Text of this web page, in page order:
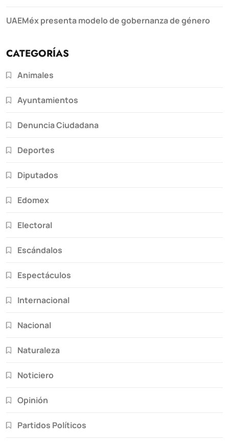
UAEMéx presenta modelo de gobernanza de género
CATEGORÍAS
Animales
Ayuntamientos
Denuncia Ciudadana
Deportes
Diputados
Edomex
Electoral
Escándalos
Espectáculos
Internacional
Nacional
Naturaleza
Noticiero
Opinión
Partidos Políticos